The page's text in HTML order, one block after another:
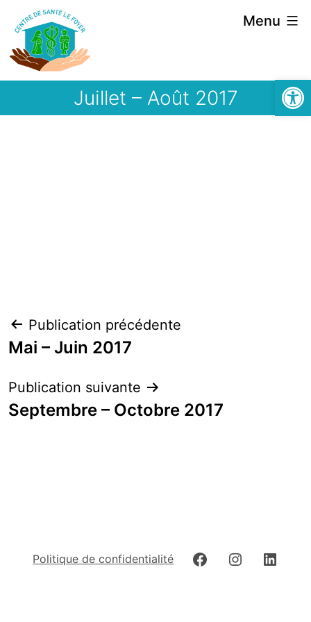
Ouvrir
Aller
au
contenu
Menu
Juillet – Août 2017
Navigation
de
Publication précédente
Mai – Juin 2017
Publication suivante
Septembre – Octobre 2017
Politique de confidentialité FacebookInstagram